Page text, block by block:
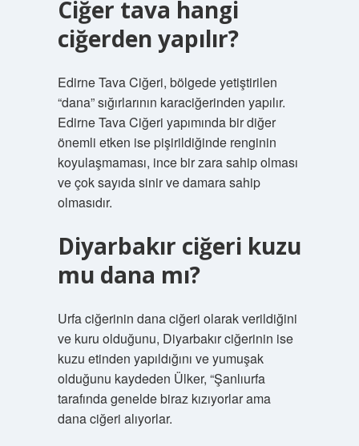
Ciğer tava hangi
ciğerden yapılır?
Edirne Tava Ciğeri, bölgede yetiştirilen
“dana” sığırlarının karaciğerinden yapılır.
Edirne Tava Ciğeri yapımında bir diğer
önemli etken ise pişirildiğinde renginin
koyulaşmaması, ince bir zara sahip olması
ve çok sayıda sinir ve damara sahip
olmasıdır.
Diyarbakır ciğeri kuzu
mu dana mı?
Urfa ciğerinin dana ciğeri olarak verildiğini
ve kuru olduğunu, Diyarbakır ciğerinin ise
kuzu etinden yapıldığını ve yumuşak
olduğunu kaydeden Ülker, “Şanlıurfa
tarafında genelde biraz kızıyorlar ama
dana ciğeri alıyorlar.